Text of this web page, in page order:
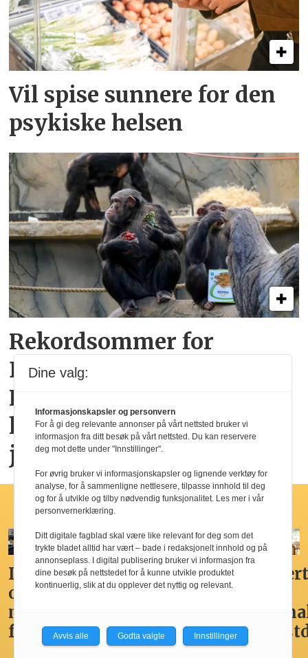
Vil spise sunnere for den
psykiske helsen
Rekordsommer for
Dyreparken i
Kristiansand: Over en
halv million besøkende i
juli
Hotellfrokost
Ikke
overdådig,
men
fristende
Her får
du
beste
hotellfrokost
Godt,
spennende,
ikke
best i
Dine valg:
Informasjonskapsler og personvern
For å gi deg relevante annonser på vårt nettsted bruker vi
informasjon fra ditt besøk på vårt nettsted. Du kan reservere
deg mot dette under "Innstillinger".
For øvrig bruker vi informasjonskapsler og lignende verktøy for
analyse, for å sammenligne nettlesere, tilpasse innhold til deg
og for å utvikle og tilby nødvendig funksjonalitet. Les mer i vår
personvernerklæring.
Ditt digitale fagblad skal være like relevant for deg som det
trykte bladet alltid har vært – bade i redaksjonelt innhold og på
annonseplass. I digital publisering bruker vi informasjon fra
dine besøk på nettstedet for å kunne utvikle produktet
kontinuerlig, slik at du opplever det nyttig og relevant.
Avvis alle Godta valgte Innstillinger